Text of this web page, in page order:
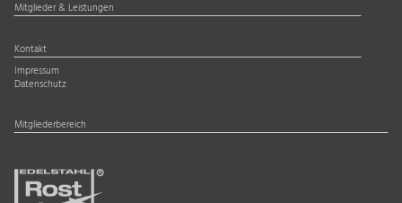
Mitglieder & Leistungen
Kontakt
Impressum
Datenschutz
Mitgliederbereich